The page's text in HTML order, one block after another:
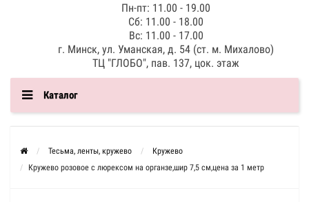
Пн-пт: 11.00 - 19.00
Сб: 11.00 - 18.00
Вс: 11.00 - 17.00
г. Минск, ул. Уманская, д. 54 (ст. м. Михалово)
ТЦ "ГЛОБО", пав. 137, цок. этаж
Каталог
Тесьма, ленты, кружево
Кружево
Кружево розовое с люрексом на органзе,шир 7,5 см,цена за 1 метр